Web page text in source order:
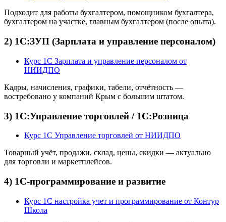
Подходит для работы бухгалтером, помощником бухгалтера,
бухгалтером на участке, главным бухгалтером (после опыта).
2) 1С:ЗУП (Зарплата и управление персоналом)
Курс 1С Зарплата и управление персоналом от
НИИДПО
Кадры, начисления, графики, табели, отчётность —
востребовано у компаний Крым с большим штатом.
3) 1С:Управление торговлей / 1С:Розница
Курс 1С Управление торговлей от НИИДПО
Товарный учёт, продажи, склад, цены, скидки — актуально
для торговли и маркетплейсов.
4) 1С-программирование и развитие
Курс 1С настройка учет и программирование от Контур
Школа